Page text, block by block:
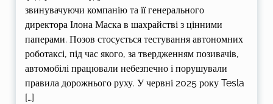
звинувачуючи компанію та її генерального
директора Ілона Маска в шахрайстві з цінними
паперами. Позов стосується тестування автономних
роботаксі, під час якого, за твердженням позивачів,
автомобілі працювали небезпечно і порушували
правила дорожнього руху. У червні 2025 року Tesla
[…]